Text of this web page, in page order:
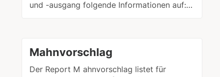
und -ausgang folgende Informationen auf:…
Mahnvorschlag
Der Report M ahnvorschlag listet für